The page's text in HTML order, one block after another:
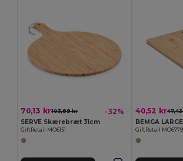
70,13 kr103,89 kr -32%
SERVE Skærebræt 31cm
GiftRetail MO6151
40,52 kr
GiftRetail MO6779